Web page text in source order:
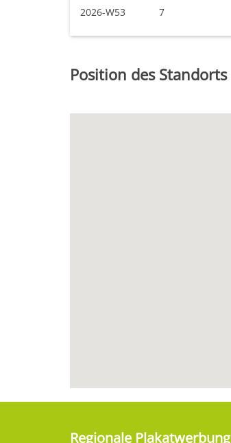
2026-W53 7
Position des Standorts
Regionale Plakatwerbung